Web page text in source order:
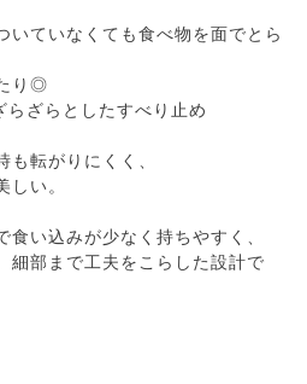
ていなくても食べ物を面でとら
り◎
ざらとしたすべり止め
転がりにくく、
しい。
い込みが少なく持ちやすく、
細部まで工夫をこらした設計で